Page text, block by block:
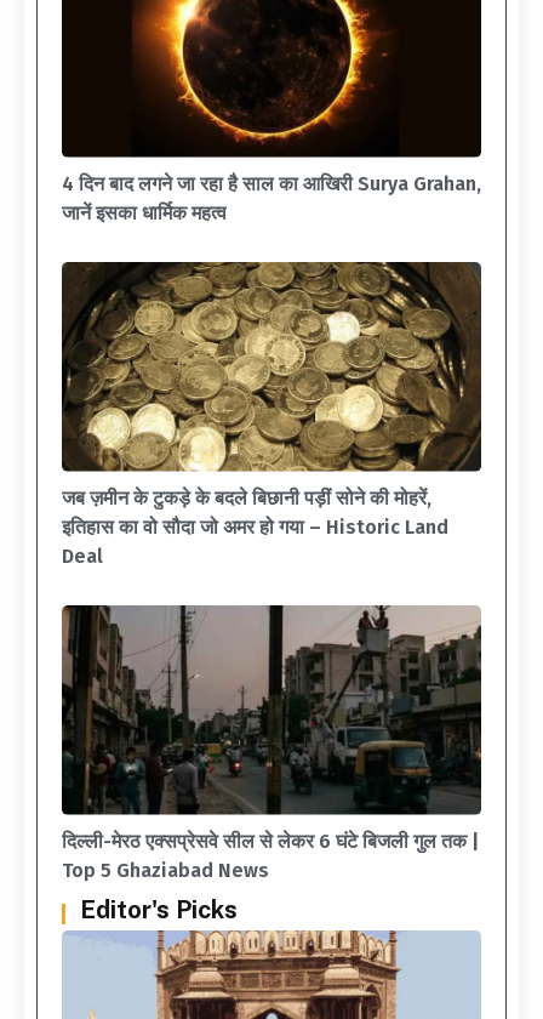
4 दिन बाद लगने जा रहा है साल का आखिरी Surya Grahan,
जानें इसका धार्मिक महत्व
जब ज़मीन के टुकड़े के बदले बिछानी पड़ीं सोने की मोहरें,
इतिहास का वो सौदा जो अमर हो गया – Historic Land
Deal
दिल्ली-मेरठ एक्सप्रेसवे सील से लेकर 6 घंटे बिजली गुल तक |
Top 5 Ghaziabad News
Editor's Picks